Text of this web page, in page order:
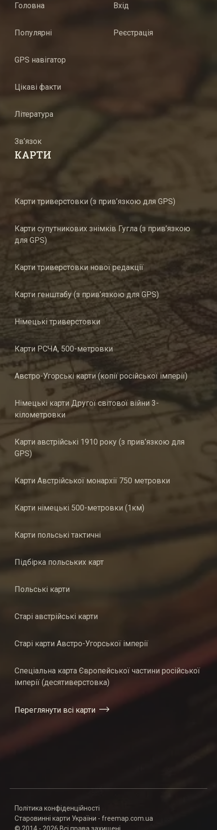
Головна
Популярні
GPS навігатор
Цікаві факти
Література
Зв’язок
Вхід
Реєстрація
КАРТИ
Карти триверстовки (з прив’язкою для GPS)
Карти супутникових знімків Гугла (з прив’язкою
для GPS)
Карти триверстовки нової редакції
Карти генштабу (з прив’язкою для GPS)
Німецькі триверстовки
Карти РСЧА, 500-метровки
Австро-Угорські карти (копії російської імперії)
Німецькі карти Другої світової війни 3-
кілометровки
Карти австрійські 1910 року (з прив’язкою для
GPS)
Карти Австрійської монархії 750 метровки
Карти німецькі 500-метровки (1км)
Карти польські тактичні
Підбірка польських карт
Польські карти
Старі австрійські карти
Старі карти Австро-Угорської імперії
Спеціальна карта Європейської частини російської
імперії (десятиверстовка)
Переглянути всі карти
Політика конфіденційності
Старовинні карти України - freemap.com.ua